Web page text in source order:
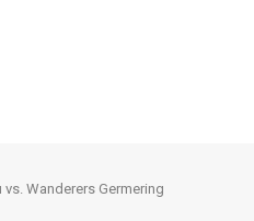
vs. Wanderers Germering